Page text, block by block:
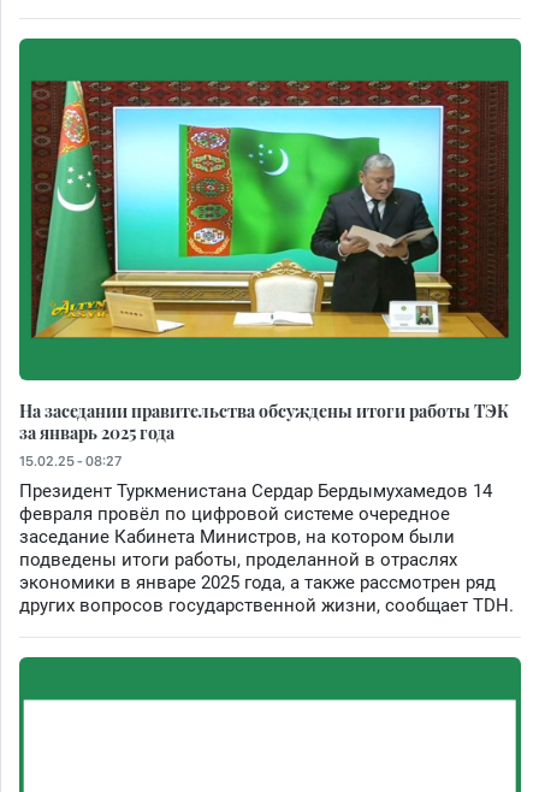
На заседании правительства обсуждены итоги работы ТЭК
за январь 2025 года
15.02.25 - 08:27
Президент Туркменистана Сердар Бердымухамедов 14
февраля провёл по цифровой системе очередное
заседание Кабинета Министров, на котором были
подведены итоги работы, проделанной в отраслях
экономики в январе 2025 года, а также рассмотрен ряд
других вопросов государственной жизни, сообщает TDH.